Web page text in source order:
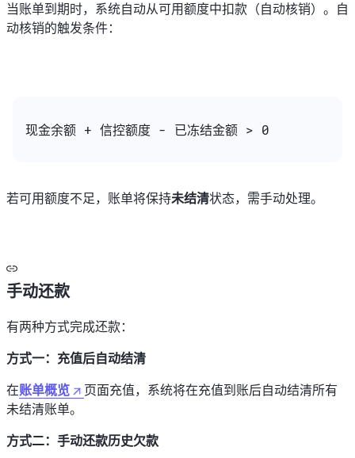
当账单到期时，系统自动从可用额度中扣款（自动核销）。自
动核销的触发条件：
现金余额 + 信控额度 - 已冻结金额 > 0
若可用额度不足，账单将保持未结清状态，需手动处理。
手动还款
有两种方式完成还款：
方式一：充值后自动结清
在账单概览
页面充值，系统将在充值到账后自动结清所有
未结清账单。
方式二：手动还款历史欠款